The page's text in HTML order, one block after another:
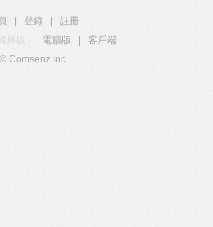
登錄
註冊
觸屏版 電腦版
客戶端
© Comsenz Inc.